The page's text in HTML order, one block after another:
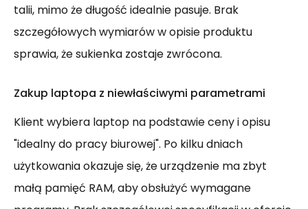
talii, mimo że długość idealnie pasuje. Brak
szczegółowych wymiarów w opisie produktu
sprawia, że sukienka zostaje zwrócona.
Zakup laptopa z niewłaściwymi parametrami
Klient wybiera laptop na podstawie ceny i opisu
"idealny do pracy biurowej". Po kilku dniach
użytkowania okazuje się, że urządzenie ma zbyt
małą pamięć RAM, aby obsłużyć wymagane